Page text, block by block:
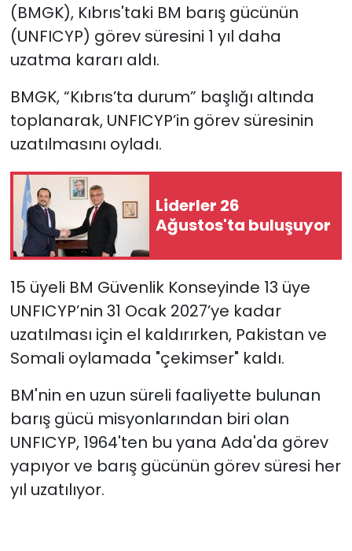
(BMGK), Kıbrıs'taki BM barış gücünün
(UNFICYP) görev süresini 1 yıl daha
uzatma kararı aldı.
BMGK, “Kıbrıs’ta durum” başlığı altında
toplanarak, UNFICYP’in görev süresinin
uzatılmasını oyladı.
Liderler 26
Ağustos'ta buluşuyor
15 üyeli BM Güvenlik Konseyinde 13 üye
UNFICYP’nin 31 Ocak 2027’ye kadar
uzatılması için el kaldırırken, Pakistan ve
Somali oylamada "çekimser" kaldı.
BM'nin en uzun süreli faaliyette bulunan
barış gücü misyonlarından biri olan
UNFICYP, 1964'ten bu yana Ada'da görev
yapıyor ve barış gücünün görev süresi her
yıl uzatılıyor.
SAĞLIK
Teknoloji
Video Galeri
YAŞAM
Yazarlar